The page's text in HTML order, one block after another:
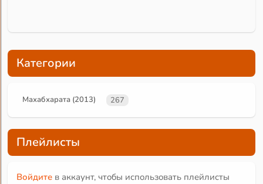
Категории
Махабхарата (2013) 267
Плейлисты
Войдите в аккаунт, чтобы использовать плейлисты